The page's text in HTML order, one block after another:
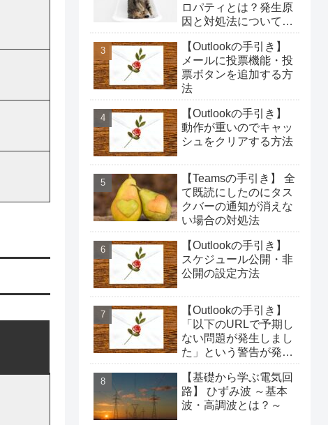
ロパティとは？発生原
因と対処法について解
【Outlookの手引き】
メールに投票機能・投
票ボタンを追加する方
法
【Outlookの手引き】
動作が重いのでキャッ
シュをクリアする方法
【Teamsの手引き】 全
て既読にしたのにタス
クバーの通知が消えな
い場合の対処法
【Outlookの手引き】
スケジュール公開・非
公開の設定方法
【Outlookの手引き】
「以下のURLで予期し
ない問題が発生しまし
た」という警告が発生
【基礎から学ぶ電気回
路】 ひずみ波 ～基本
波・高調波とは？～